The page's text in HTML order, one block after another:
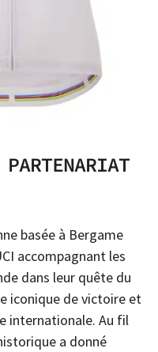
basée à Bergame
accompagnant les
dans leur quête du
iconique de victoire et
internationale. Au fil
a donné